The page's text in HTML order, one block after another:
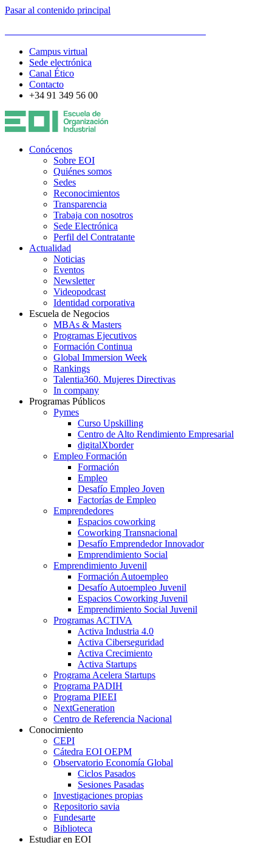
Pasar al contenido principal
Campus virtual
Sede electrónica
Canal Ético
Contacto
+34 91 349 56 00
Conócenos
Sobre EOI
Quiénes somos
Sedes
Reconocimientos
Transparencia
Trabaja con nosotros
Sede Electrónica
Perfil del Contratante
Actualidad
Noticias
Eventos
Newsletter
Videopodcast
Identidad corporativa
Escuela de Negocios
MBAs & Masters
Programas Ejecutivos
Formación Continua
Global Immersion Week
Rankings
Talentia360. Mujeres Directivas
In company
Programas Públicos
Pymes
Curso Upskilling
Centro de Alto Rendimiento Empresarial
digitalXborder
Empleo Formación
Formación
Empleo
Desafío Empleo Joven
Factorías de Empleo
Emprendedores
Espacios coworking
Coworking Transnacional
Desafío Emprendedor Innovador
Emprendimiento Social
Emprendimiento Juvenil
Formación Autoempleo
Desafío Autoempleo Juvenil
Espacios Coworking Juvenil
Emprendimiento Social Juvenil
Programas ACTIVA
Activa Industria 4.0
Activa Ciberseguridad
Activa Crecimiento
Activa Startups
Programa Acelera Startups
Programa PADIH
Programa PIEEI
NextGeneration
Centro de Referencia Nacional
Conocimiento
CEPI
Cátedra EOI OEPM
Observatorio Economía Global
Ciclos Pasados
Sesiones Pasadas
Investigaciones propias
Repositorio savia
Fundesarte
Biblioteca
Estudiar en EOI